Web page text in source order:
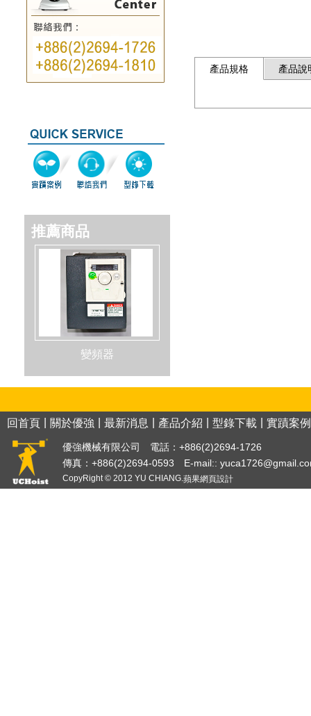
推薦商品
變頻器
產品規格 產品說
回首頁 關於優強 最新消息 產品介紹 型錄下載 實蹟案例
優強機械有限公司 電話：+886(2)2694-1726
傳真：+886(2)2694-0593 E-mail::
CopyRight © 2012 YU CHIANG.蘋果網頁設計